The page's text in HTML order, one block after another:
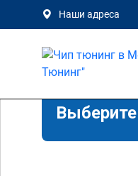
Наши адреса